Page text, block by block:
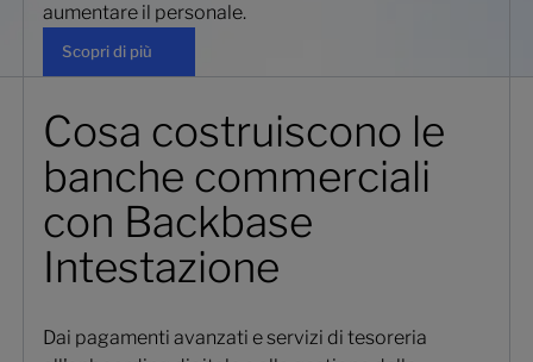
aumentare il personale.
Scopri di più
Cosa costruiscono le
banche commerciali
con Backbase
Intestazione
Dai pagamenti avanzati e servizi di tesoreria